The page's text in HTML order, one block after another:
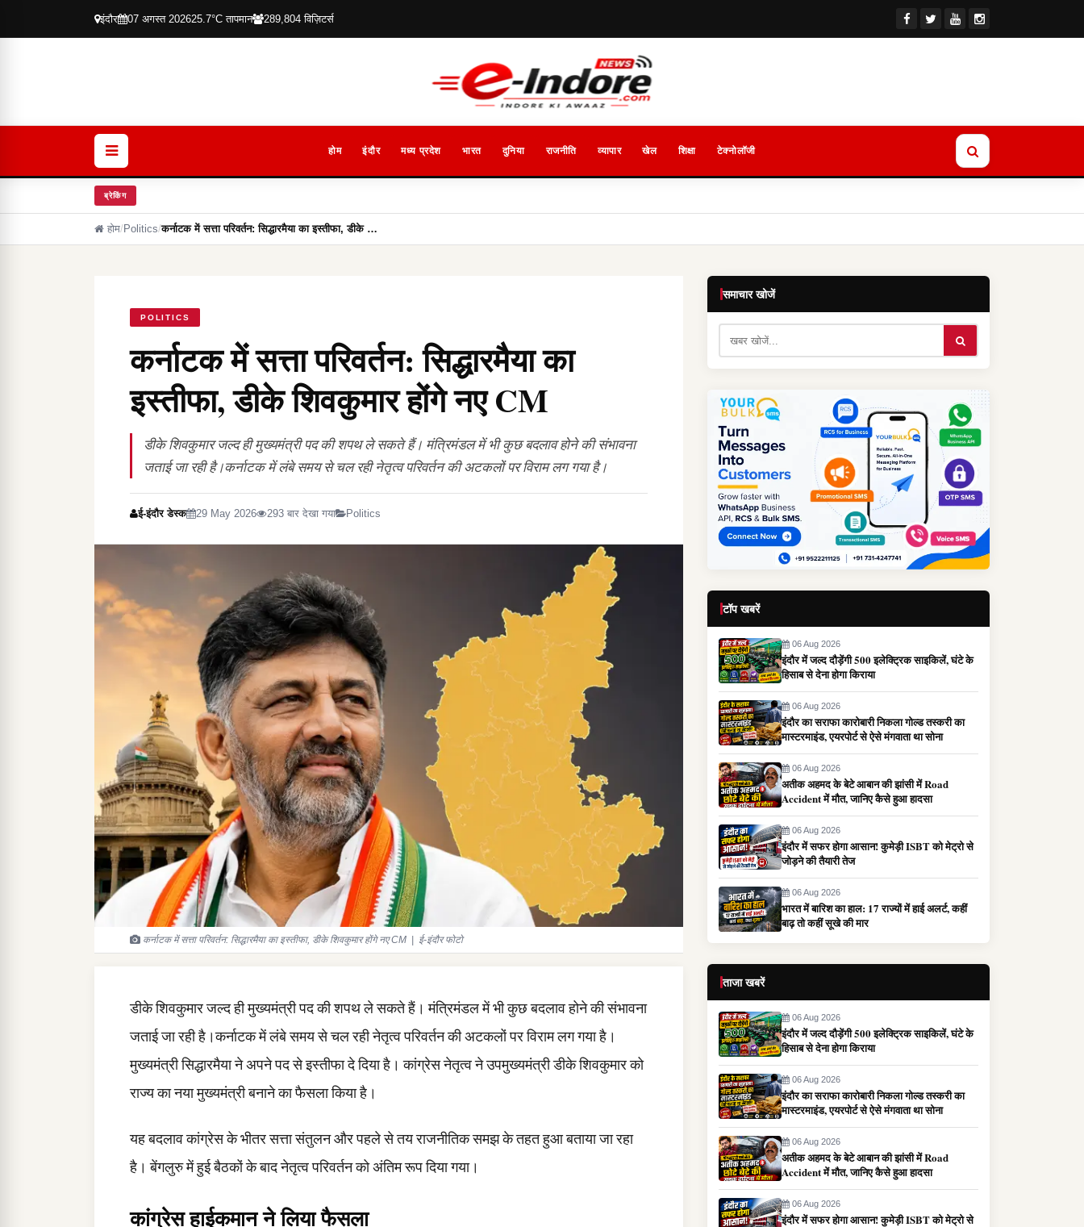
इंदौर 07 अगस्त 202625.7°C तापमान 289,804 विज़िटर्स
होम इंदौर मध्य प्रदेश भारत दुनिया राजनीति व्यापार खेल शिक्षा टेक्नोलॉजी
ब्रेकिंग
होम/ Politics/कर्नाटक में सत्ता परिवर्तन: सिद्धारमैया का इस्तीफा, डीके …
POLITICS
कर्नाटक में सत्ता परिवर्तन: सिद्धारमैया का
इस्तीफा, डीके शिवकुमार होंगे नए CM
डीके शिवकुमार जल्द ही मुख्यमंत्री पद की शपथ ले सकते हैं। मंत्रिमंडल में भी कुछ बदलाव होने की संभावना
जताई जा रही है।कर्नाटक में लंबे समय से चल रही नेतृत्व परिवर्तन की अटकलों पर विराम लग गया है।
ई-इंदौर डेस्क 29 May 2026 293 बार देखा गया Politics
कर्नाटक में सत्ता परिवर्तन: सिद्धारमैया का इस्तीफा, डीके शिवकुमार होंगे नए CM | ई-इंदौर फोटो
डीके शिवकुमार जल्द ही मुख्यमंत्री पद की शपथ ले सकते हैं। मंत्रिमंडल में भी कुछ बदलाव होने की संभावना
जताई जा रही है।कर्नाटक में लंबे समय से चल रही नेतृत्व परिवर्तन की अटकलों पर विराम लग गया है।
मुख्यमंत्री सिद्धारमैया ने अपने पद से इस्तीफा दे दिया है। कांग्रेस नेतृत्व ने उपमुख्यमंत्री डीके शिवकुमार को
राज्य का नया मुख्यमंत्री बनाने का फैसला किया है।
यह बदलाव कांग्रेस के भीतर सत्ता संतुलन और पहले से तय राजनीतिक समझ के तहत हुआ बताया जा रहा
है। बेंगलुरु में हुई बैठकों के बाद नेतृत्व परिवर्तन को अंतिम रूप दिया गया।
कांग्रेस हाईकमान ने लिया फैसला
समाचार खोजें
टॉप खबरें
06 Aug 2026
इंदौर में जल्द दौड़ेंगी 500 इलेक्ट्रिक साइकिलें, घंटे के
हिसाब से देना होगा किराया
06 Aug 2026
इंदौर का सराफा कारोबारी निकला गोल्ड तस्करी का
मास्टरमाइंड, एयरपोर्ट से ऐसे मंगवाता था सोना
06 Aug 2026
अतीक अहमद के बेटे आबान की झांसी में Road
Accident में मौत, जानिए कैसे हुआ हादसा
06 Aug 2026
इंदौर में सफर होगा आसान! कुमेड़ी ISBT को मेट्रो से
जोड़ने की तैयारी तेज
06 Aug 2026
भारत में बारिश का हाल: 17 राज्यों में हाई अलर्ट, कहीं
बाढ़ तो कहीं सूखे की मार
ताजा खबरें
06 Aug 2026
इंदौर में जल्द दौड़ेंगी 500 इलेक्ट्रिक साइकिलें, घंटे के
हिसाब से देना होगा किराया
06 Aug 2026
इंदौर का सराफा कारोबारी निकला गोल्ड तस्करी का
मास्टरमाइंड, एयरपोर्ट से ऐसे मंगवाता था सोना
06 Aug 2026
अतीक अहमद के बेटे आबान की झांसी में Road
Accident में मौत, जानिए कैसे हुआ हादसा
06 Aug 2026
इंदौर में सफर होगा आसान! कुमेड़ी ISBT को मेट्रो से